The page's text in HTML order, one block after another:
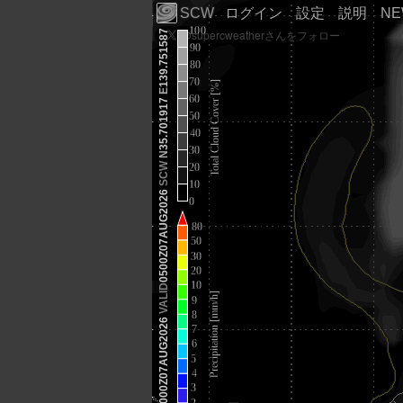
0000Z07AUG2026
VALID
0500Z07AUG2026
SCW
N
35.701917
E
139.751587
説明
SCW ログイン 設定